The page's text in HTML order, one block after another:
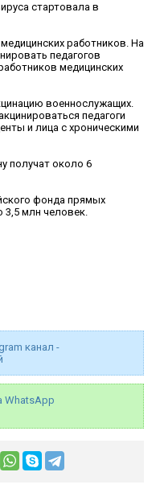
стартовала в
работников. На
педагогов
медицинских
военнослужащих.
педагоги
и лица с хроническими
получат около 6
фонда прямых
3,5 млн человек.
канал -
WhatsApp